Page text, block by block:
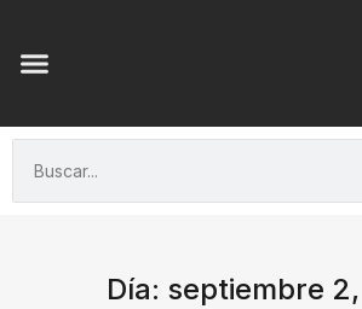
Día: septiembre